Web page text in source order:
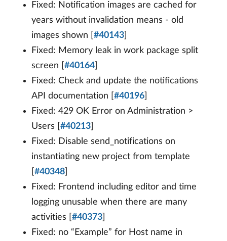
Fixed: Notification images are cached for
years without invalidation means - old
images shown [ #40143
Fixed: Memory leak in work package split
screen [ #40164
Fixed: Check and update the notifications
API documentation [ #40196
Fixed: 429 OK Error on Administration >
Users [ #40213
Fixed: Disable send_notifications on
instantiating new project from template
#40348
Fixed: Frontend including editor and time
logging unusable when there are many
activities [ #40373
Fixed: no “Example” for Host name in